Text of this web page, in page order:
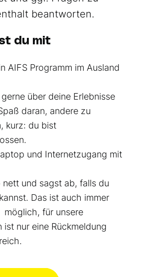
beantworten.
du mit
AIFS Programm im Ausland
über deine Erlebnisse
daran, andere zu
kurz: du bist
und Internetzugang mit
nett und sagst ab, falls du
Das ist auch immer
möglich, für unsere
ist nur eine Rückmeldung